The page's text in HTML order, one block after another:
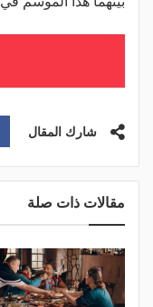
شارك المقال
مقالات ذات صلة